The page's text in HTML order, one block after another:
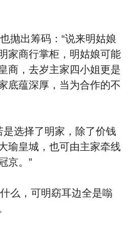
抛出筹码：“说来明姑娘
家商行掌柜，明姑娘可能
商，去岁主家四小姐更是
底蕴深厚，当为合作的不
选择了明家，除了价钱
瑜皇城，也可由主家牵线
京。”
么，可明窈耳边全是嗡